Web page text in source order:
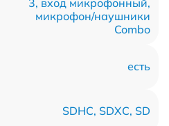
микрофон/наушники
Combo
есть
SDHC, SDXC, SD